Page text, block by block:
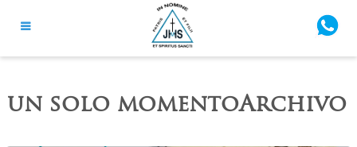
un solo momentoArchivo